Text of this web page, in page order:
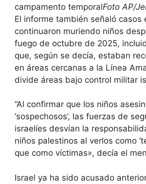
campamento temporalFoto AP/
El informe también señaló casos
continuaron muriendo niños
fuego de octubre de 2025,
que, según se decía, estaban
en áreas cercanas a la Línea
divide áreas bajo control militar
“Al confirmar que los niños
‘sospechosos’, las fuerzas de
israelíes desvían la
niños palestinos al verlos como
que como víctimas», decía el
Israel ya ha sido acusado